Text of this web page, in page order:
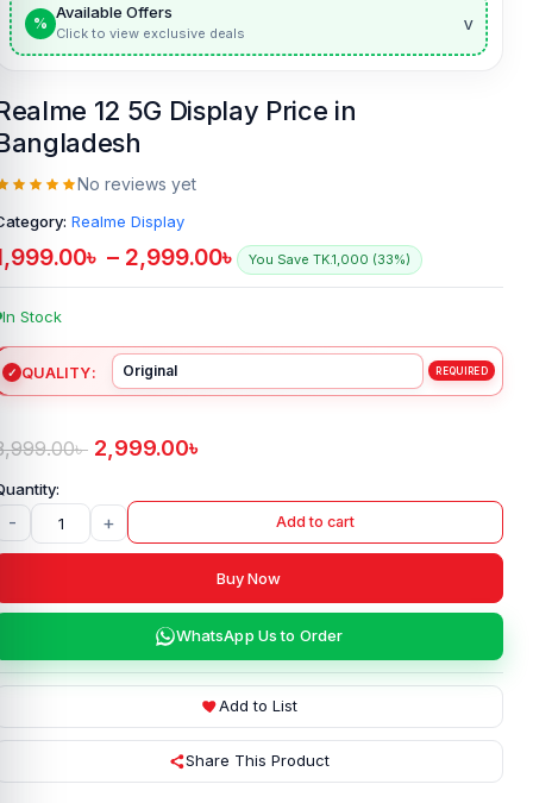
%
Available Offers
Click to view exclusive deals v
12 5G Display Price in
No reviews yet
Realme Display
৳ – 2,999.00৳ You Save TK.1,000 (33%)
In Stock
QUALITY
৳ 2,999.00৳
- + Add to cart
Buy Now
WhatsApp Us to Order
Add to List
Share This Product